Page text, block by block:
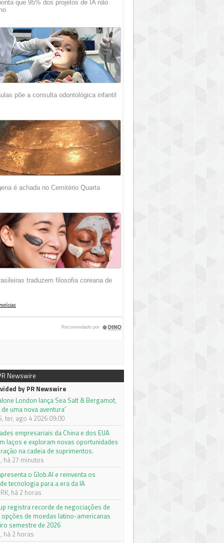
Newswire
by PR Newswire
London lança Sea Salt & Bergamot,
uma nova aventura'
ter, ago 4 2026 09:00
empresariais da China e dos EUA
laços e exploram novas oportunidades
na cadeia de suprimentos.
há 27 minutos
o Glob.AI e reinventa os
tecnologia para a era da IA
há 2 horas
registra recorde de negociações de
de moedas latino-americanas
semestre de 2026
há 2 horas